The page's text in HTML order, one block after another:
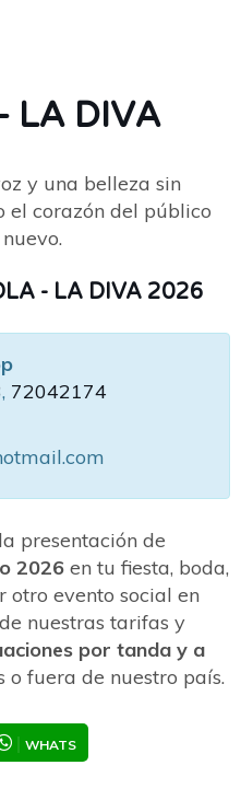
LA DIVA
y una belleza sin
el corazón del público
- LA DIVA 2026
, 72042174
presentación de
2026 en tu fiesta, boda,
otro evento social en
nuestras tarifas y
por tanda y a
o fuera de nuestro país.
WHATS